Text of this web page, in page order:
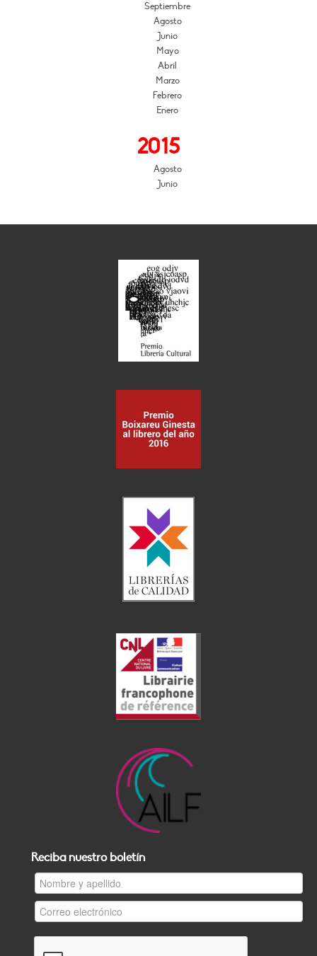
Septiembre
Agosto
Junio
Mayo
Abril
Marzo
Febrero
Enero
2015
Agosto
Junio
Reciba nuestro boletín